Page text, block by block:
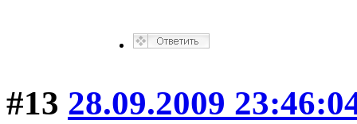
#13 28.09.2009